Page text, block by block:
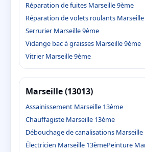
Réparation de fuites Marseille 9ème
Réparation de volets roulants
Serrurier Marseille 9ème
Vidange bac à graisses Marseille 9ème
Vitrier Marseille 9ème
Marseille (13013)
Assainissement Marseille 13ème
Chauffagiste Marseille 13ème
Débouchage de canalisations Marseille
Électricien Marseille 13èmePeinture